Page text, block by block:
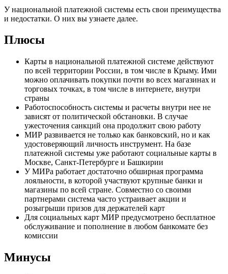
У национальной платежной системы есть свои преимущества
и недостатки. О них вы узнаете далее.
Плюсы
Карты в национальной платежной системе действуют
по всей территории России, в том числе в Крыму. Ими
можно оплачивать покупки почти во всех магазинах и
торговых точках, в том числе в интернете, внутри
страны
Работоспособность системы и расчеты внутри нее не
зависят от политической обстановки. В случае
ужесточения санкций она продолжит свою работу
МИР развивается не только как банковский, но и как
удостоверяющий личность инструмент. На базе
платежной системы уже работают социальные карты в
Москве, Санкт-Петербурге и Башкирии
У МИРа работает достаточно обширная программа
лояльности, в которой участвуют крупные банки и
магазины по всей стране. Совместно со своими
партнерами система часто устраивает акции и
розыгрыши призов для держателей карт
Для социальных карт МИР предусмотрено бесплатное
обслуживание и пополнение в любом банкомате без
комиссии
Минусы